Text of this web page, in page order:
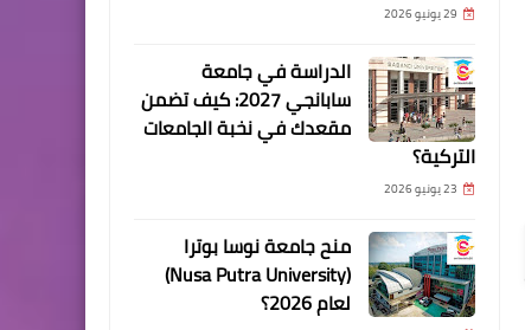
29 يونيو 2026
الدراسة في جامعة
سابانجي 2027: كيف تضمن
مقعدك في نخبة الجامعات
التركية؟
23 يونيو 2026
منح جامعة نوسا بوترا
(Nusa Putra University)
لعام 2026؟